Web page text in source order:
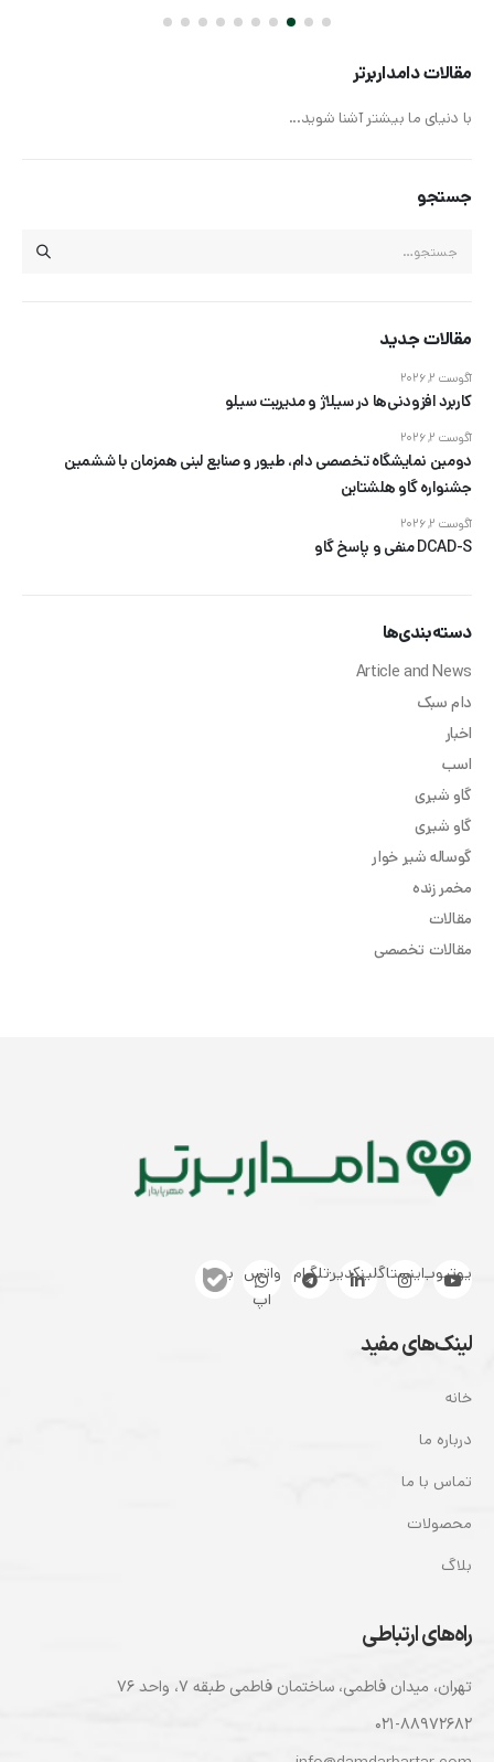
مقالات دامداربرتر
با دنیای ما بیشتر آشنا شوید...
جستجو
مقالات جدید
کاربرد افزودنی‌ها در سیلاژ و مدیریت سیلو
آگوست 2, 2026
دومین نمایشگاه تخصصی دام، طیور و صنایع لبنی همزمان با ششمین
جشنواره گاو هلشتاین
آگوست 2, 2026
DCAD-S منفی و پاسخ گاو
آگوست 2, 2026
دسته‌بندی‌ها
Article and News
دام سبک
اخبار
اسب
گاو شیری
گاو شیری
گوساله شیر خوار
مخمر زنده
مقالات
مقالات تخصصی
یوتیوباینستاگراملینکدینتلگرام واتس
اپ
بله
لینک‌های مفید
خانه
درباره ما
تماس با ما
محصولات
بلاگ
راه‌های ارتباطی
تهران، ميدان فاطمی، ساختمان فاطمی طبقه ۷، واحد ۷۶
۰۲۱-۸۸۹۷۲۶۸۲